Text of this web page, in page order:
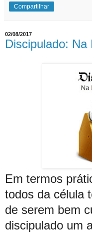
Compartilhar
02/08/2017
Discipulado:
Em termos
todos da célula
de serem bem
discipulado um